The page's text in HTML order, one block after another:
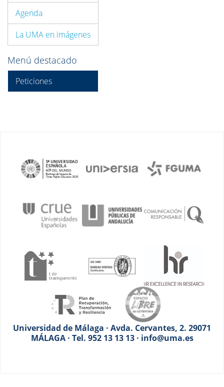
Agenda
La UMA en imágenes
Menú destacado
Peticiones
Universidad de Málaga · Avda. Cervantes, 2. 29071
MÁLAGA · Tel. 952 13 13 13 · info@uma.es